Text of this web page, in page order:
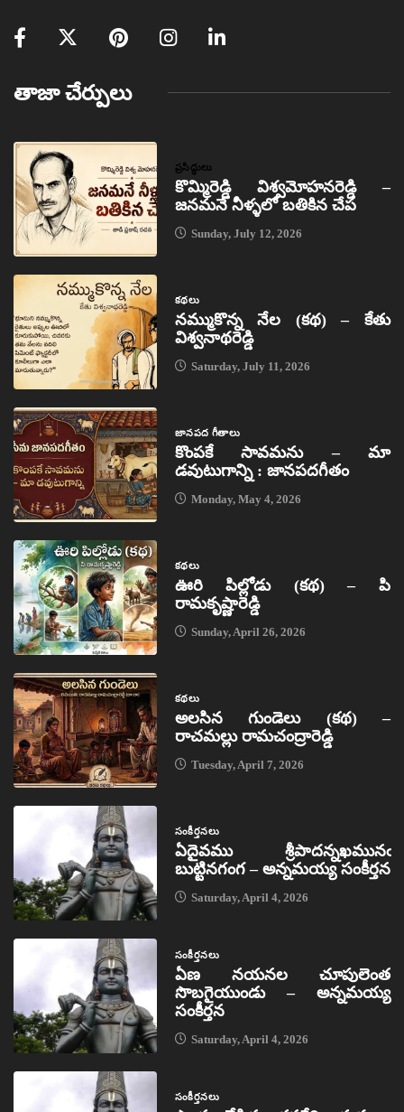
తాజా చేర్పులు
ప్రసిద్ధులు
కొమ్మిరెడ్డి విశ్వమోహనరెడ్డి –
జనమనే నీళ్ళలో బతికిన చేప
Sunday, July 12, 2026
కథలు
నమ్ముకొన్న నేల (కథ) – కేతు
విశ్వనాథరెడ్డి
Saturday, July 11, 2026
జానపద గీతాలు
కొంపకే సావమను – మా
డవుటుగాన్ని : జానపదగీతం
Monday, May 4, 2026
కథలు
ఊరి పిల్లోడు (కథ) – పి
రామకృష్ణారెడ్డి
Sunday, April 26, 2026
కథలు
అలసిన గుండెలు (కథ) –
రాచమల్లు రామచంద్రారెడ్డి
Tuesday, April 7, 2026
సంకీర్తనలు
ఏదైవము శ్రీపాదన్నఖమునఁ
బుట్టినగంగ – అన్నమయ్య సంకీర్తన
Saturday, April 4, 2026
సంకీర్తనలు
ఏణ నయనల చూపులెంత
సొబగైయుండు – అన్నమయ్య
సంకీర్తన
Saturday, April 4, 2026
సంకీర్తనలు